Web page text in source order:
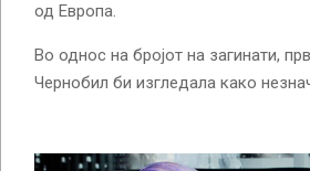
од Европа.
Во однос на бројот на загинати,
Чернобил би изгледала како